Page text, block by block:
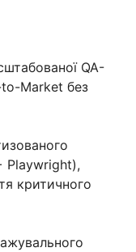
QA-
to-Market без
Playwright),
критичного